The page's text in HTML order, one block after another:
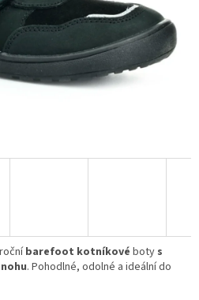
barefoot kotníkové boty s
. Pohodlné, odolné a ideální do